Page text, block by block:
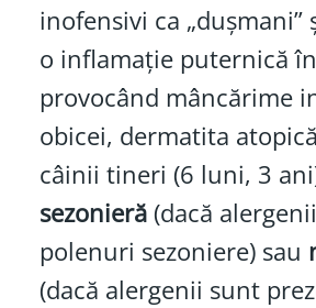
inofensivi ca „dușmani”
o inflamație puternică
provocând mâncărime
obicei, dermatita
câinii tineri (6 luni, 3
sezonieră(dacă
polenuri sezoniere) sau
(dacă alergenii sunt